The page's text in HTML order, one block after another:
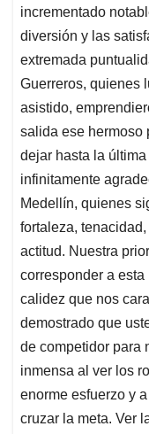
incrementado
diversión y las
extremada
Guerreros, quienes
asistido,
salida ese hermoso
dejar hasta la
infinitamente
Medellín, quienes
fortaleza,
actitud. Nuestra
corresponder a
calidez que nos
demostrado que
de competidor para
inmensa al ver los
enorme esfuerzo y
cruzar la meta. Ver